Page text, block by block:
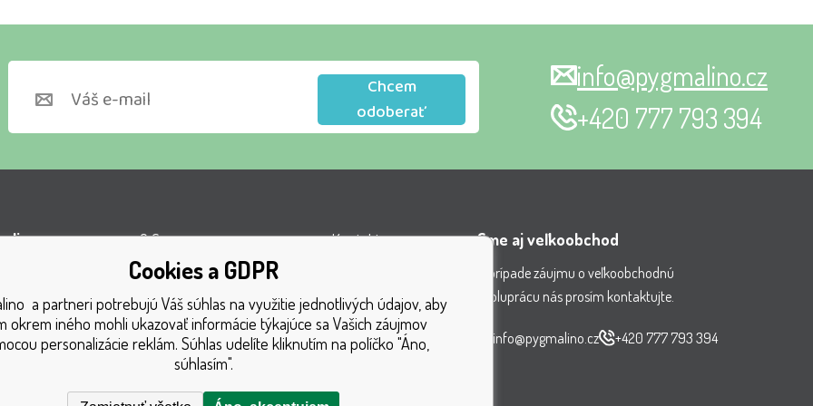
Chcem
odoberať
info@pygmalino.cz
+420 777 793 394
s.r.o.
Český Těšín
O firme
Obchodné podmienky
Doprava
Platba
GDPR
Kontakty
Získané ocenenia
Katalóg hračiek
Sme aj veľkoobchod
V prípade záujmu o veľkoobchodnú
spoluprácu nás prosím kontaktujte.
info@pygmalino.cz +420 777 793 394
Cookies a GDPR
a partneri potrebujú Váš súhlas na využitie jednotlivých údajov, aby
okrem iného mohli ukazovať informácie týkajúce sa Vašich záujmov
personalizácie reklám. Súhlas udelíte kliknutím na políčko "Áno,
súhlasím".